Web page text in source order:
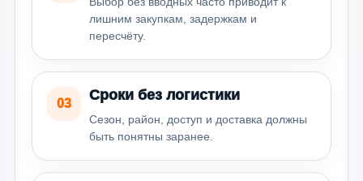
лишним закупкам, задержкам и
пересчёту.
03
Сроки без логистики
Сезон, район, доступ и доставка должны
быть понятны заранее.